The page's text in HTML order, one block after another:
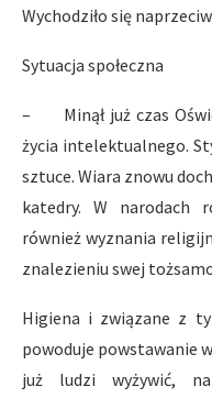
Wychodziło się
Sytuacja społeczna
– Minął już czas
życia intelektualnego.
sztuce. Wiara znowu
katedry. W narodach
również wyznania
znalezieniu swej
Higiena i związane z
powoduje powstawanie
już ludzi wyżywić,